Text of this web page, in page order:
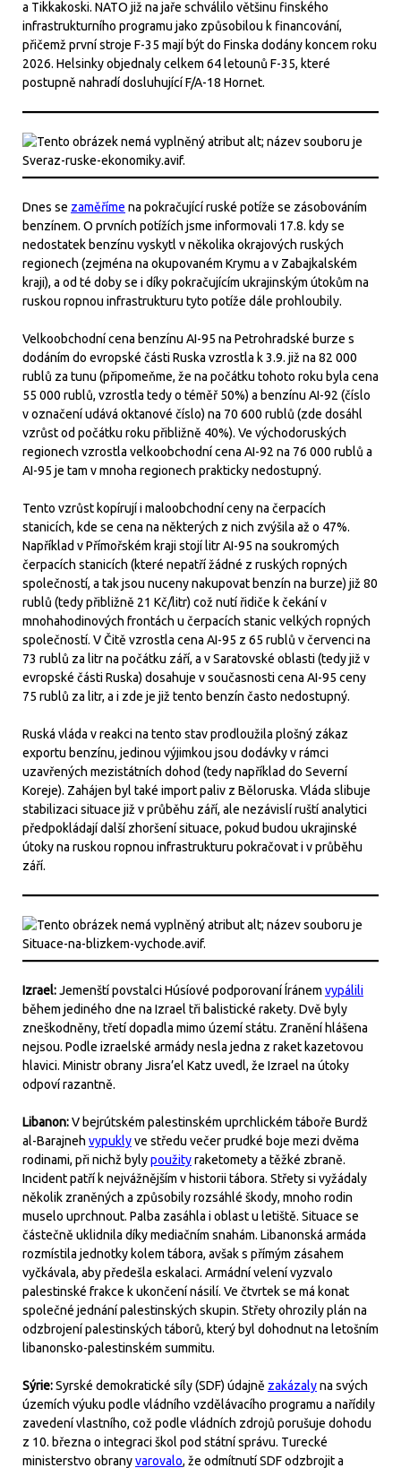
a Tikkakoski. NATO již na jaře schválilo většinu finského
infrastrukturního programu jako způsobilou k financování,
přičemž první stroje F-35 mají být do Finska dodány koncem roku
2026. Helsinky objednaly celkem 64 letounů F-35, které
postupně nahradí dosluhující F/A-18 Hornet.
Dnes se zaměříme na pokračující ruské potíže se zásobováním
benzínem. O prvních potížích jsme informovali 17.8. kdy se
nedostatek benzínu vyskytl v několika okrajových ruských
regionech (zejména na okupovaném Krymu a v Zabajkalském
kraji), a od té doby se i díky pokračujícím ukrajinským útokům na
ruskou ropnou infrastrukturu tyto potíže dále prohloubily.
Velkoobchodní cena benzínu AI-95 na Petrohradské burze s
dodáním do evropské části Ruska vzrostla k 3.9. již na 82 000
rublů za tunu (připomeňme, že na počátku tohoto roku byla cena
55 000 rublů, vzrostla tedy o téměř 50%) a benzínu AI-92 (číslo
v označení udává oktanové číslo) na 70 600 rublů (zde dosáhl
vzrůst od počátku roku přibližně 40%). Ve východoruských
regionech vzrostla velkoobchodní cena AI-92 na 76 000 rublů a
AI-95 je tam v mnoha regionech prakticky nedostupný.
Tento vzrůst kopírují i maloobchodní ceny na čerpacích
stanicích, kde se cena na některých z nich zvýšila až o 47%.
Například v Přímořském kraji stojí litr AI-95 na soukromých
čerpacích stanicích (které nepatří žádné z ruských ropných
společností, a tak jsou nuceny nakupovat benzín na burze) již 80
rublů (tedy přibližně 21 Kč/litr) což nutí řidiče k čekání v
mnohahodinových frontách u čerpacích stanic velkých ropných
společností. V Čitě vzrostla cena AI-95 z 65 rublů v červenci na
73 rublů za litr na počátku září, a v Saratovské oblasti (tedy již v
evropské části Ruska) dosahuje v současnosti cena AI-95 ceny
75 rublů za litr, a i zde je již tento benzín často nedostupný.
Ruská vláda v reakci na tento stav prodloužila plošný zákaz
exportu benzínu, jedinou výjimkou jsou dodávky v rámci
uzavřených mezistátních dohod (tedy například do Severní
Koreje). Zahájen byl také import paliv z Běloruska. Vláda slibuje
stabilizaci situace již v průběhu září, ale nezávislí ruští analytici
předpokládají další zhoršení situace, pokud budou ukrajinské
útoky na ruskou ropnou infrastrukturu pokračovat i v průběhu
září.
Izrael:Jemenští povstalci Húsíové podporovaní Íránem vypálili
během jediného dne na Izrael tři balistické rakety. Dvě byly
zneškodněny, třetí dopadla mimo území státu. Zranění hlášena
nejsou. Podle izraelské armády nesla jedna z raket kazetovou
hlavici. Ministr obrany Jisra’el Katz uvedl, že Izrael na útoky
odpoví razantně.
Libanon:V bejrútském palestinském uprchlickém táboře Burdž
al-Barajneh vypuklyve středu večer prudké boje mezi dvěma
rodinami, při nichž bylypoužityraketomety a těžké zbraně.
Incident patří k nejvážnějším v historii tábora. Střety si vyžádaly
několik zraněných a způsobily rozsáhlé škody, mnoho rodin
muselo uprchnout. Palba zasáhla i oblast u letiště. Situace se
částečně uklidnila díky mediačním snahám. Libanonská armáda
rozmístila jednotky kolem tábora, avšak s přímým zásahem
vyčkávala, aby předešla eskalaci. Armádní velení vyzvalo
palestinské frakce k ukončení násilí. Ve čtvrtek se má konat
společné jednání palestinských skupin. Střety ohrozily plán na
odzbrojení palestinských táborů, který byl dohodnut na letošním
libanonsko-palestinském summitu.
Sýrie:Syrské demokratické síly (SDF) údajně zakázalyna svých
územích výuku podle vládního vzdělávacího programu a nařídily
zavedení vlastního, což podle vládních zdrojů porušuje dohodu
z 10. března o integraci škol pod státní správu. Turecké
ministerstvo obranyvarovalo, že odmítnutí SDF odzbrojit a